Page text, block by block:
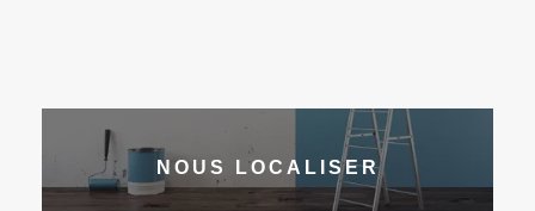
NOUS LOCALISER